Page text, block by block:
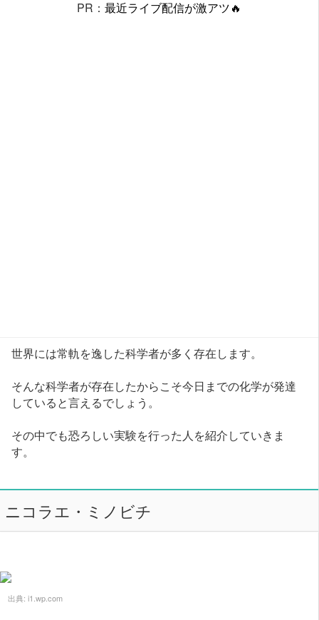
PR： 最近ライブ配信が激アツ🔥
世界には常軌を逸した科学者が多く存在します。
そんな科学者が存在したからこそ今日までの化学が発達
していると言えるでしょう。
その中でも恐ろしい実験を行った人を紹介していきま
す。
ニコラエ・ミノビチ
出典: i1.wp.com